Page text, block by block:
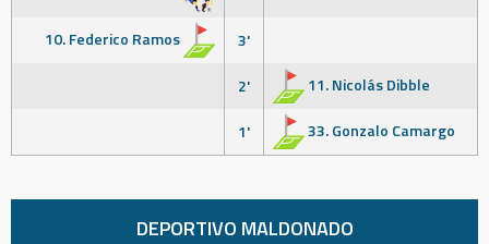
10. Federico Ramos
3'
2'
11. Nicolás Dibble
1' 33. Gonzalo Camargo
DEPORTIVO MALDONADO